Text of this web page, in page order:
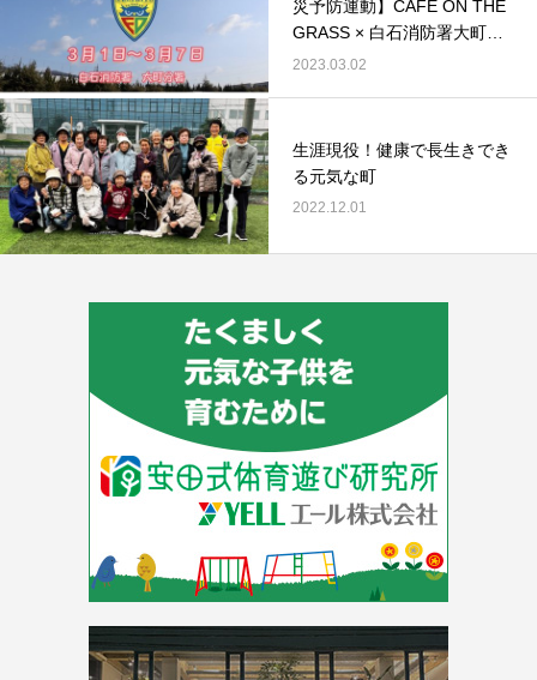
災予防運動】CAFÉ ON THE
GRASS × 白石消防署大町分
署
2023.03.02
⽣涯現役！健康で⻑⽣きでき
る元気な町
2022.12.01